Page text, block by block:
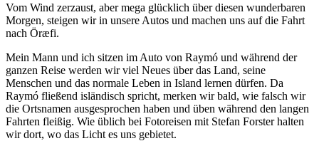
Vom Wind zerzaust, aber mega glücklich über diesen wunderbaren
Morgen, steigen wir in unsere Autos und machen uns auf die Fahrt
nach Öræfi.
Mein Mann und ich sitzen im Auto von Raymó und während der
ganzen Reise werden wir viel Neues über das Land, seine
Menschen und das normale Leben in Island lernen dürfen. Da
Raymó fließend isländisch spricht, merken wir bald, wie falsch wir
die Ortsnamen ausgesprochen haben und üben während den langen
Fahrten fleißig. Wie üblich bei Fotoreisen mit Stefan Forster halten
wir dort, wo das Licht es uns gebietet.